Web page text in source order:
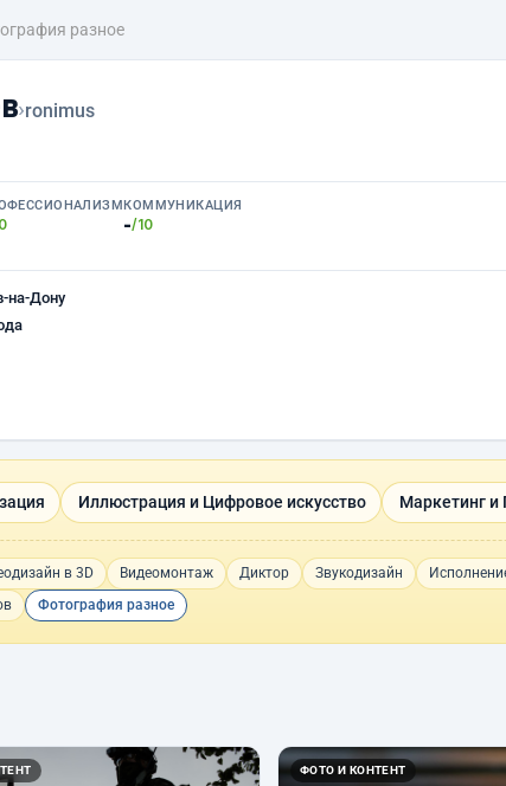
разное
›ronimus
КОММУНИКАЦИЯ
-/10
на-Дону
Иллюстрация и Цифровое искусство Маркетинг
в 3D Видеомонтаж Диктор Звукодизайн
Фотография разное
ФОТО И КОНТЕНТ